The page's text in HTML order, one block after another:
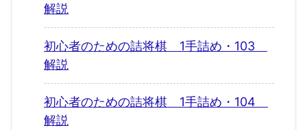
解説
初心者のための詰将棋 1手詰め・103
解説
初心者のための詰将棋 1手詰め・104
解説